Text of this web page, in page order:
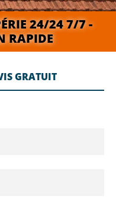
24/24 7/7 -
RAPIDE
GRATUIT